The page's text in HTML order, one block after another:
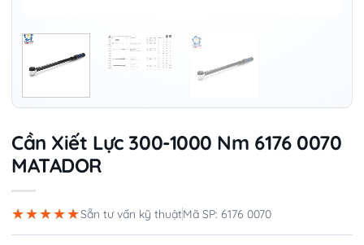
Cần Xiết Lực 300-1000 Nm 6176 0070
MATADOR
★★★★★Sẵn tư vấn kỹ thuậtMã SP: 6176 0070